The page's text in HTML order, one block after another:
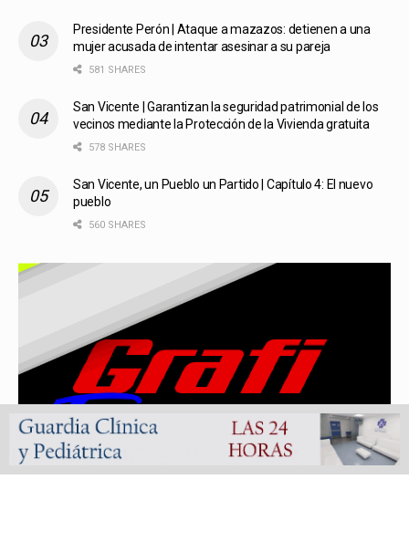
Presidente Perón | Ataque a mazazos: detienen a una
mujer acusada de intentar asesinar a su pareja
581 SHARES
San Vicente | Garantizan la seguridad patrimonial de los
vecinos mediante la Protección de la Vivienda gratuita
578 SHARES
San Vicente, un Pueblo un Partido | Capítulo 4: El nuevo
pueblo
560 SHARES